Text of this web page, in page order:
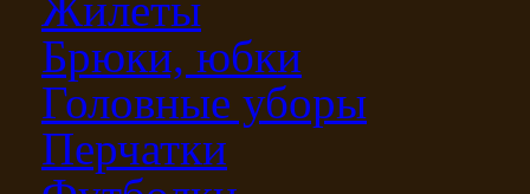
Брюки, юбки
Головные уборы
Перчатки